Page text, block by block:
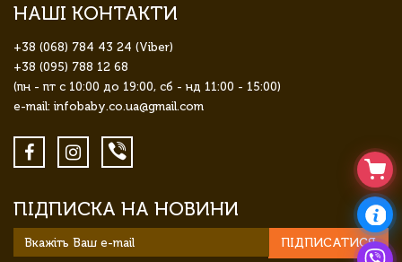
НАШІ КОНТАКТИ
+38 (068) 784 43 24 (Viber)
+38 (095) 788 12 68
(пн - пт с 10:00 до 19:00, сб - нд 11:00 - 15:00)
e-mail: infobaby.co.ua@gmail.com
ПІДПИСКА НА НОВИНИ
ПІДПИСАТИСЯ